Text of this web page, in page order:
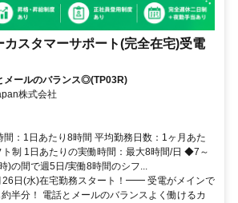
カスタマーサポート(完全在宅)受電
メールのバランス◎(TP03R)
株式会社
間：1日あたり8時間 平均勤務日数：1ヶ月あた
ト制 1日あたりの実働時間：最大8時間/日 ◆7～
)の間で週5日/実働8時間のシフ...
日(水)在宅勤務スタート！━━ 受電がメインで
半分！ 電話とメールのバランスよく働けるカ